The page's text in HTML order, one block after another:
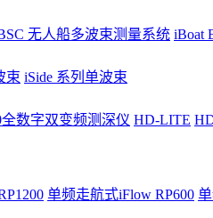
无人船多波束测量系统 iBoat
束 iSide 系列单波束
数字双变频测深仪 HD-LITE
单频走航式iFlow RP600